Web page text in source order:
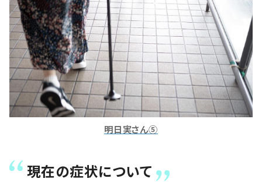
明日実さん⑤
現在の症状について